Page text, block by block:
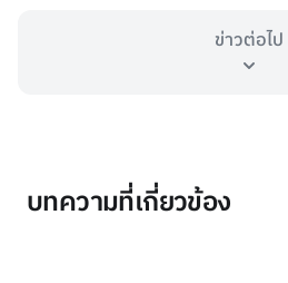
ข่าวต่อไป
บทความที่เกี่ยวข้อง